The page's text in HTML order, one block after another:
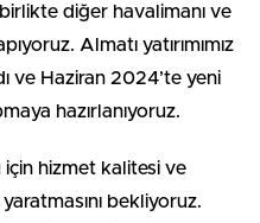
diğer havalimanı ve
Almatı yatırımımız
ve Haziran 2024’te yeni
hazırlanıyoruz.
hizmet kalitesi ve
bekliyoruz.